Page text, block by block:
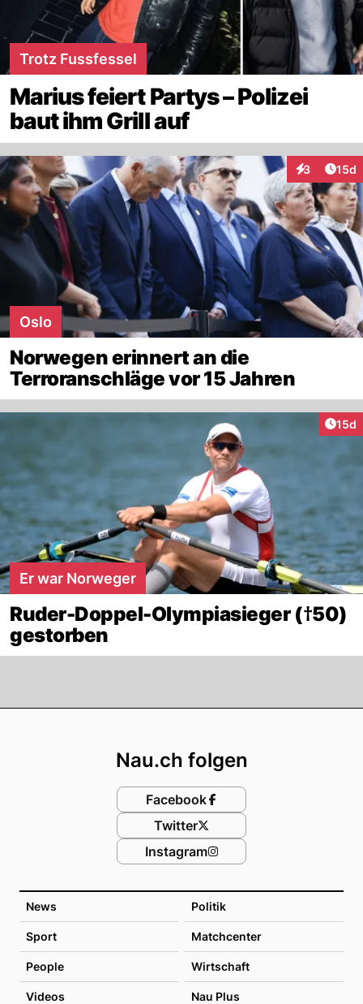
Trotz Fussfessel
Marius feiert Partys – Polizei
baut ihm Grill auf
3
Interaktionen
15d
Oslo
Norwegen erinnert an die
Terroranschläge vor 15 Jahren
15d
Er war Norweger
Ruder-Doppel-Olympiasieger (†50)
gestorben
News Politik
Sport Matchcenter
People Wirtschaft
Videos Nau Plus
Nau.ch folgen
Facebook
Twitter
Instagram